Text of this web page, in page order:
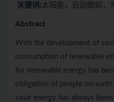
关键词:太阳能，自动跟踪，
Abstract
With the development of
consumption of renewable
for renewable energy has
obligation of people on
solar energy has always